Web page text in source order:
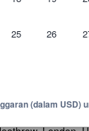
25 26
(dalam USD)